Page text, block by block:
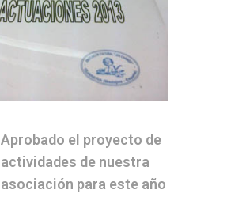
Aprobado el proyecto de
actividades de nuestra
asociación para este año